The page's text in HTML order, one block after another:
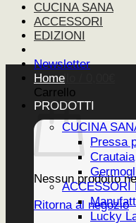
CUCINA SANA
ACCESSORI
EDIZIONI
Newsletter
Carrello /
Carrello
Nessun prodotto
Ritorna al negozio
Home
PRODOTTI
CUCINA
Pressa
Crautaia
ACCESSORI
Lucky